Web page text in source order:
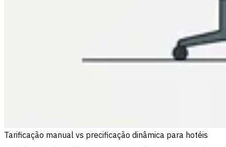
Tarificação manual vs precificação dinâmica para hotéis